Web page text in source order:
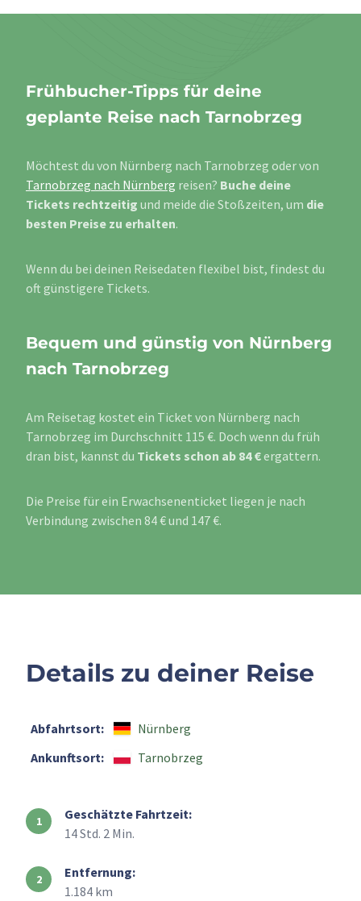
Frühbucher-Tipps für deine
geplante Reise nach Tarnobrzeg
Möchtest du von Nürnberg nach Tarnobrzeg oder von
Tarnobrzeg nach Nürnberg reisen? Buche deine
Tickets rechtzeitig und meide die Stoßzeiten, um die
besten Preise zu erhalten.
Wenn du bei deinen Reisedaten flexibel bist, findest du
oft günstigere Tickets.
Bequem und günstig von Nürnberg
nach Tarnobrzeg
Am Reisetag kostet ein Ticket von Nürnberg nach
Tarnobrzeg im Durchschnitt 115 €. Doch wenn du früh
dran bist, kannst du Tickets schon ab 84 €ergattern.
Die Preise für ein Erwachsenenticket liegen je nach
Verbindung zwischen 84 € und 147 €.
Details zu deiner Reise
Abfahrtsort:
Nürnberg
Ankunftsort:
Tarnobrzeg
Geschätzte Fahrtzeit:
14 Std. 2 Min.
Entfernung:
1.184 km